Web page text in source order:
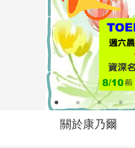
關於康乃爾